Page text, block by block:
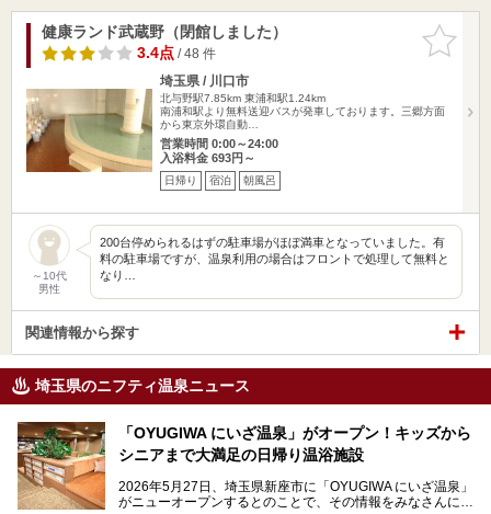
お気に入
りに追加
健康ランド武蔵野（閉館しました）
3.4点/ 48 件
埼玉県 / 川口市
北与野駅7.85km 東浦和駅1.24km
南浦和駅より無料送迎バスが発車しております。三郷方面
から東京外環自動…
営業時間 0:00～24:00
入浴料金 693円～
日帰り 宿泊 朝風呂
～10代
男性
200台停められるはずの駐車場がほぼ満車となっていました。有
料の駐車場ですが、温泉利用の場合はフロントで処理して無料と
なり…
関連情報から探す
埼玉県のニフティ温泉ニュース
「OYUGIWA にいざ温泉」がオープン！キッズから
シニアまで大満足の日帰り温浴施設
2026年5月27日、埼玉県新座市に「OYUGIWA にいざ温泉」
がニューオープンするとのことで、その情報をみなさんにい